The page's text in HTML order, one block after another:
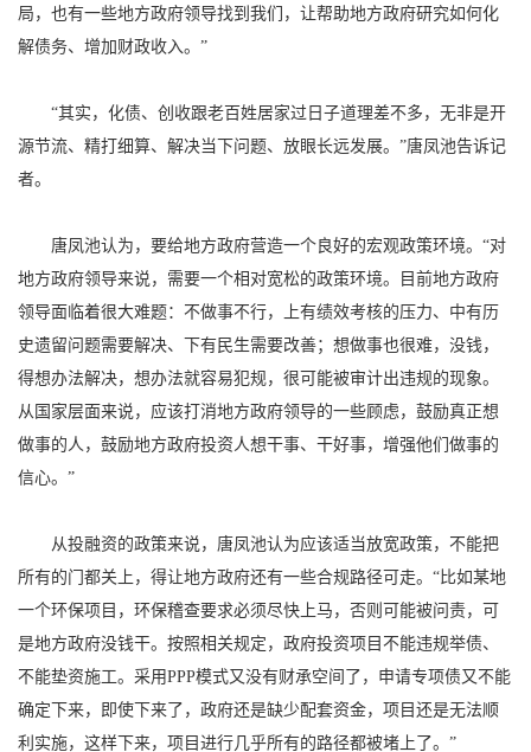
局，也有一些地方政府领导找到我们，让帮助地方政府研究如何化
解债务、增加财政收入。”
“其实，化债、创收跟老百姓居家过日子道理差不多，无非是开
源节流、精打细算、解决当下问题、放眼长远发展。”唐凤池告诉记
者。
唐凤池认为，要给地方政府营造一个良好的宏观政策环境。“对
地方政府领导来说，需要一个相对宽松的政策环境。目前地方政府
领导面临着很大难题：不做事不行，上有绩效考核的压力、中有历
史遗留问题需要解决、下有民生需要改善；想做事也很难，没钱，
得想办法解决，想办法就容易犯规，很可能被审计出违规的现象。
从国家层面来说，应该打消地方政府领导的一些顾虑，鼓励真正想
做事的人，鼓励地方政府投资人想干事、干好事，增强他们做事的
信心。”
从投融资的政策来说，唐凤池认为应该适当放宽政策，不能把
所有的门都关上，得让地方政府还有一些合规路径可走。“比如某地
一个环保项目，环保稽查要求必须尽快上马，否则可能被问责，可
是地方政府没钱干。按照相关规定，政府投资项目不能违规举债、
不能垫资施工。采用PPP模式又没有财承空间了，申请专项债又不能
确定下来，即使下来了，政府还是缺少配套资金，项目还是无法顺
利实施，这样下来，项目进行几乎所有的路径都被堵上了。”